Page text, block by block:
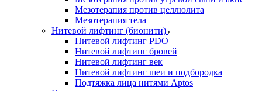
Мезотерапия против целлюлита
Мезотерапия тела
Нитевой лифтинг (бионити)
Нитевой лифтинг PDO
Нитевой лифтинг бровей
Нитевой лифтинг век
Нитевой лифтинг шеи и подбородка
Подтяжка лица нитями Aptos